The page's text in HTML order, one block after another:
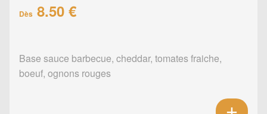
Dès 8.50 €
Base sauce barbecue, cheddar, tomates fraiche,
boeuf, ognons rouges